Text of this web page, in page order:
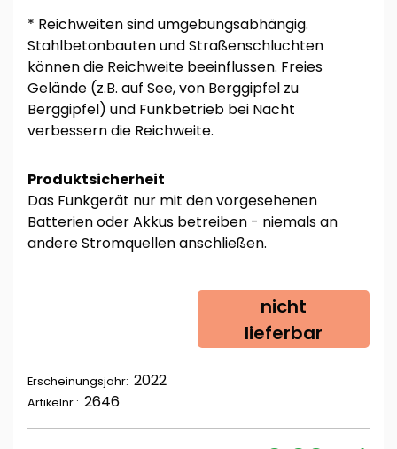
* Reichweiten sind umgebungsabhängig.
Stahlbetonbauten und Straßenschluchten
können die Reichweite beeinflussen. Freies
Gelände (z.B. auf See, von Berggipfel zu
Berggipfel) und Funkbetrieb bei Nacht
verbessern die Reichweite.
Produktsicherheit
Das Funkgerät nur mit den vorgesehenen
Batterien oder Akkus betreiben - niemals an
andere Stromquellen anschließen.
nicht
lieferbar
Erscheinungsjahr: 2022
Artikelnr.: 2646